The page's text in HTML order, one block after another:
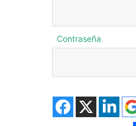
Contraseña